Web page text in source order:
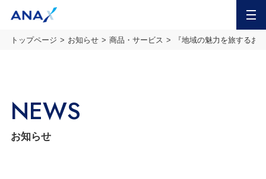
トップページ お知らせ 商品・サービス 『地域の魅力を旅するお
NEWS
お知らせ